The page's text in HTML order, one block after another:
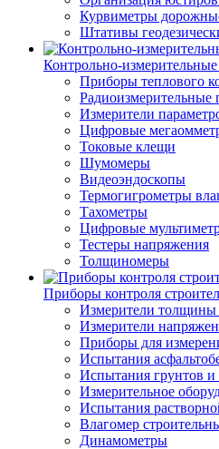
Курвиметры
Штативы
Контрольно-
Приборы теплового
Радиоизмерительные
Измерители
Цифровые
Токовые клещи
Шумомеры
Видеоэндоскопы
Термогигрометры
Тахометры
Цифровые
Тестеры напряжения
Толщиномеры
Приборы контроля
Измерители толщины
Измерители
Приборы для
Испытания
Испытания грунтов
Измерительное
Испытания
Влагомер
Динамометры